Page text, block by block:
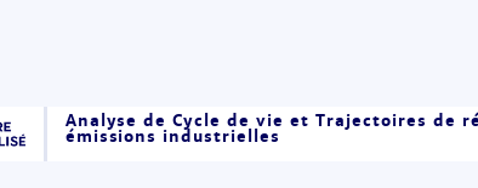
Analyse de Cycle de vie et Trajectoires de
émissions industrielles